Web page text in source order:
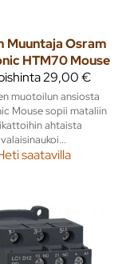
Muuntaja Osram
HTM70 Mouse
29,00 €
muotoilun ansiosta
Mouse sopii mataliin
ahtaista
valaisinaukoi...
saatavilla